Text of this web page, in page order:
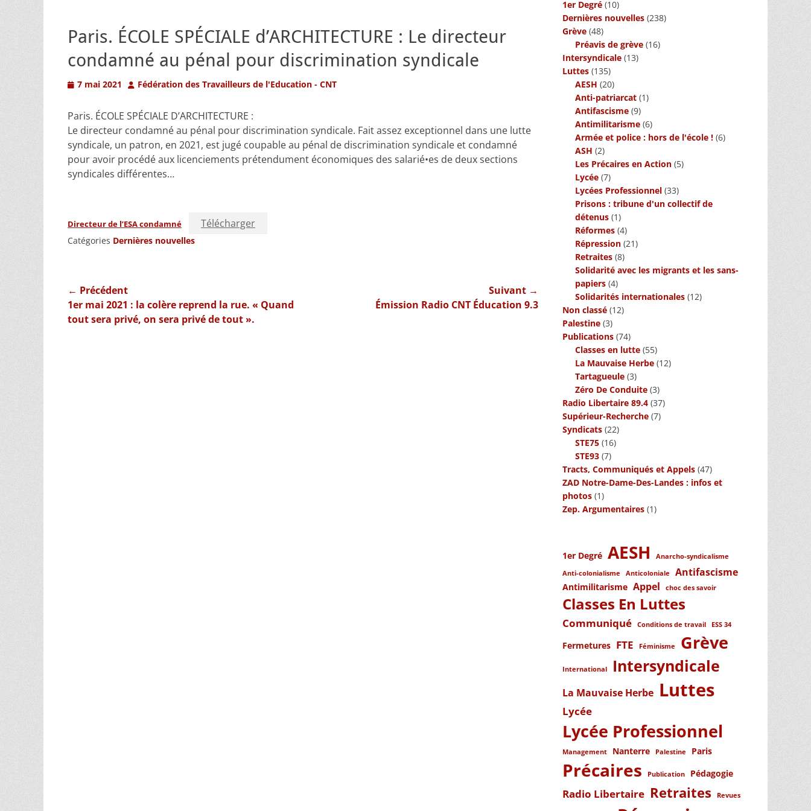
Paris. ÉCOLE SPÉCIALE d’ARCHITECTURE : Le directeur
condamné au pénal pour discrimination syndicale
Posted
7 mai 2021 Author
Fédération des Travailleurs de l'Education - CNT
Paris. ÉCOLE SPÉCIALE D’ARCHITECTURE :
Le directeur condamné au pénal pour discrimination syndicale. Fait assez exceptionnel dans une lutte
syndicale, un patron, en 2021, est jugé coupable au pénal de discrimination syndicale et condamné
pour avoir procédé aux licenciements prétendument économiques des salarié•es de deux sections
syndicales différentes…
Directeur de l’ESA condamné Télécharger
Catégories Dernières nouvelles
Navigation
de
← Précédent
Article
précédent :
1er mai 2021 : la colère reprend la rue. « Quand
tout sera privé, on sera privé de tout ».
Suivant →
Émission Radio CNT Éducation 9.3
1er Degré (10)
Dernières nouvelles (238)
Grève (48)
Préavis de grève (16)
Intersyndicale (13)
Luttes (135)
AESH (20)
Anti-patriarcat (1)
Antifascisme (9)
Antimilitarisme (6)
Armée et police : hors de l'école ! (6)
ASH (2)
Les Précaires en Action (5)
Lycée (7)
Lycées Professionnel (33)
Prisons : tribune d'un collectif de
détenus (1)
Réformes (4)
Répression (21)
Retraites (8)
Solidarité avec les migrants et les sans-
papiers (4)
Solidarités internationales (12)
Non classé (12)
Palestine (3)
Publications (74)
Classes en lutte (55)
La Mauvaise Herbe (12)
Tartagueule (3)
Zéro De Conduite (3)
Radio Libertaire 89.4 (37)
Supérieur-Recherche (7)
Syndicats (22)
STE75 (16)
STE93 (7)
Tracts, Communiqués et Appels (47)
ZAD Notre-Dame-Des-Landes : infos et
photos (1)
Zep. Argumentaires (1)
1er Degré AESH
Anarcho-syndicalisme
Anti-colonialisme
Anticoloniale Antifascisme
Antimilitarisme Appel choc des savoir
Classes En Luttes
Communiqué Conditions de travail ESS 34
Fermetures FTE Féminisme Grève
International Intersyndicale
La Mauvaise Herbe Luttes
Lycée
Lycée Professionnel
Management Nanterre Palestine Paris
Précaires Publication Pédagogie
Radio Libertaire Retraites Revues